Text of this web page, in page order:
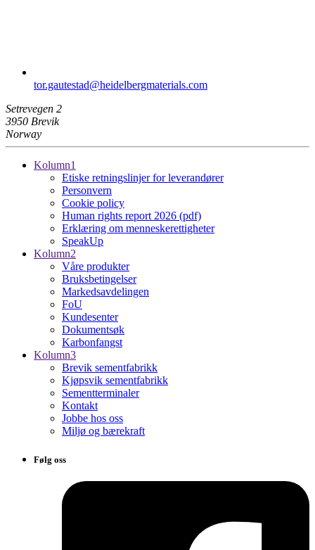
tor.gautestad​@heidelbergmaterials.com
Setrevegen 2
3950 Brevik
Norway
Kolumn1
Etiske retningslinjer for leverandører
Personvern
Cookie policy
Human rights report 2026 (pdf)
Erklæring om menneskerettigheter
SpeakUp
Kolumn2
Våre produkter
Bruksbetingelser
Markedsavdelingen
FoU
Kundesenter
Dokumentsøk
Karbonfangst
Kolumn3
Brevik sementfabrikk
Kjøpsvik sementfabrikk
Sementterminaler
Kontakt
Jobbe hos oss
Miljø og bærekraft
Følg oss